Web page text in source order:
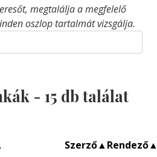
megtalálja a megfelelő
oszlop tartalmát vizsgálja.
- 15 db találat
Szerző▲Rendező